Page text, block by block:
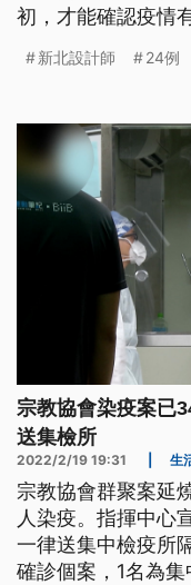
初，才能確認疫情
該校有2人確診，
新北設計師 24例
宗教協會染疫案已
送集檢所
2022/2/19 19:31 生
宗教協會群聚案延
人染疫。指揮中心
一律送集中檢疫所
確診個案，1名為